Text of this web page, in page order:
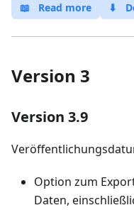
📖 Read more ⬇
Version 3
Version 3.9
Option zum
Daten,